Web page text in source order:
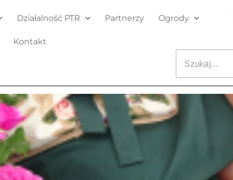
Działalność PTR Partnerzy Ogrody
Kontakt